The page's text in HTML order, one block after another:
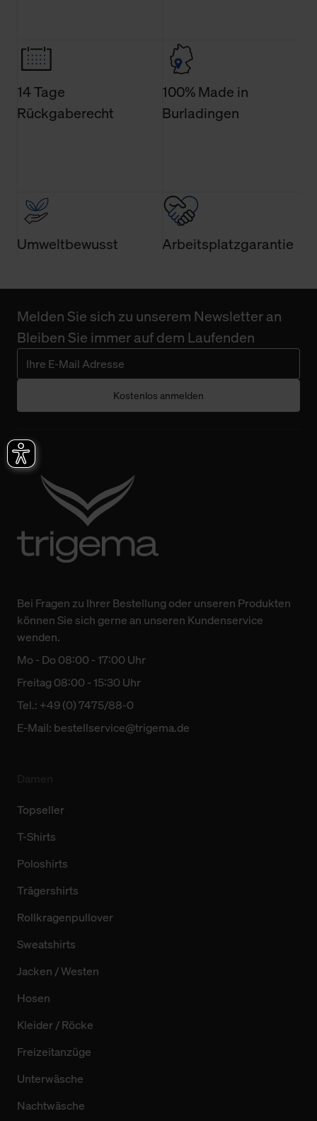
14 Tage
Rückgaberecht
100% Made in
Burladingen
Umweltbewusst Arbeitsplatzgarantie
Melden Sie sich zu unserem Newsletter an
Bleiben Sie immer auf dem Laufenden
Kostenlos anmelden
Bei Fragen zu Ihrer Bestellung oder unseren Produkten
können Sie sich gerne an unseren Kundenservice
wenden.
Mo - Do 08:00 - 17:00 Uhr
Freitag 08:00 - 15:30 Uhr
Tel.: +49 (0) 7475/88-0
E-Mail: bestellservice@trigema.de
Topseller
T-Shirts
Poloshirts
Trägershirts
Rollkragenpullover
Sweatshirts
Jacken / Westen
Hosen
Kleider / Röcke
Freizeitanzüge
Unterwäsche
Nachtwäsche